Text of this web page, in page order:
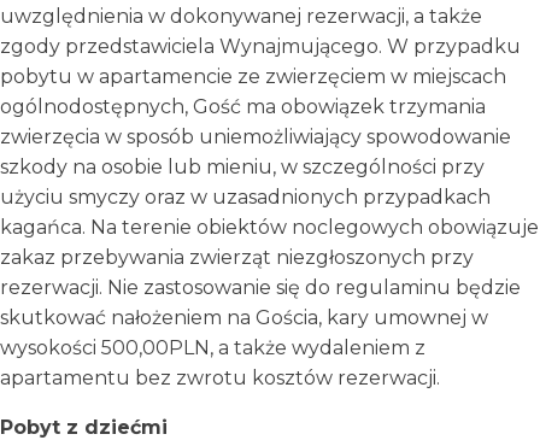
uwzględnienia w dokonywanej rezerwacji, a także
zgody przedstawiciela Wynajmującego. W przypadku
pobytu w apartamencie ze zwierzęciem w miejscach
ogólnodostępnych, Gość ma obowiązek trzymania
zwierzęcia w sposób uniemożliwiający spowodowanie
szkody na osobie lub mieniu, w szczególności przy
użyciu smyczy oraz w uzasadnionych przypadkach
kagańca. Na terenie obiektów noclegowych obowiązuje
zakaz przebywania zwierząt niezgłoszonych przy
rezerwacji. Nie zastosowanie się do regulaminu będzie
skutkować nałożeniem na Gościa, kary umownej w
wysokości 500,00PLN, a także wydaleniem z
apartamentu bez zwrotu kosztów rezerwacji.
Pobyt z dziećmi